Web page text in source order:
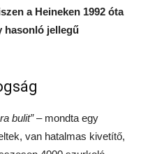
a Heineken 1992 óta
hasonló jellegű
bulit”– mondta egy
van hatalmas kivetítő,